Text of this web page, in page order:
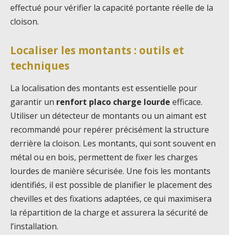
effectué pour vérifier la capacité portante réelle de la
cloison.
Localiser les montants : outils et
techniques
La localisation des montants est essentielle pour
garantir un renfort placo charge lourde efficace.
Utiliser un détecteur de montants ou un aimant est
recommandé pour repérer précisément la structure
derrière la cloison. Les montants, qui sont souvent en
métal ou en bois, permettent de fixer les charges
lourdes de manière sécurisée. Une fois les montants
identifiés, il est possible de planifier le placement des
chevilles et des fixations adaptées, ce qui maximisera
la répartition de la charge et assurera la sécurité de
l’installation.